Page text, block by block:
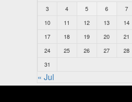
3
4 5 6 7
10
11 12 13 14
17
18 19 20 21
24
25 26 27 28
31
« Jul